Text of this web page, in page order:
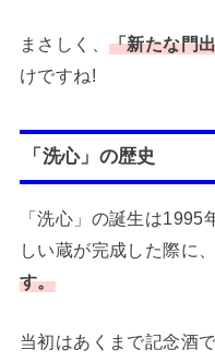
まさしく、 「新たな門
けですね!
「洗心」の歴史
「洗心」の誕生は
しい蔵が完成した際に
す。
当初はあくまで記念酒で